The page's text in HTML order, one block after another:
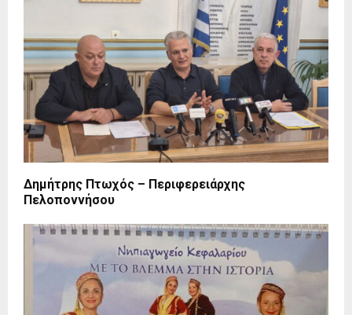
Δημήτρης Πτωχός – Περιφερειάρχης
Πελοποννήσου